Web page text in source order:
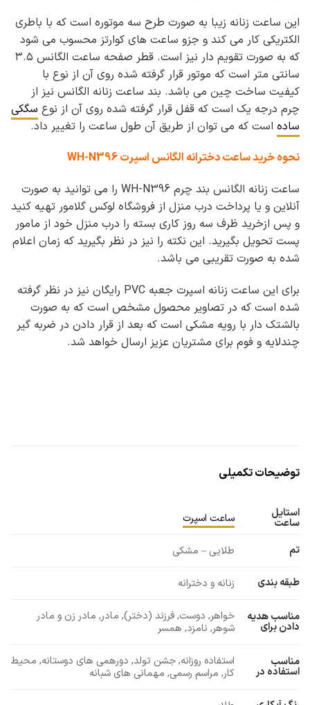
این ساعت زنانه زیبا به صورت طرح سه موتوره است که با باطری
الکتریکی کار می کند و جزو ساعت های کوارتز محسوب می شود
که به صورت تقویم دار نیز است. قطر صفحه ساعت الگانس ۳.۵
سانتی متر است که موتور قرار گرفته شده روی آن از نوع با
کیفیت ساخت چین می باشد. بند ساعت زنانه الگانس نیز از
چرم درجه یک است که قفل قرار گرفته شده روی آن از نوع سگکی
ساده است که می توان از طریق آن طول ساعت را تغییر داد.
نحوه خرید ساعت دخترانه الگانس اسپرت WH-N396
ساعت زنانه الگانس بند چرم WH-N396 را می توانید به صورت
آنلاین و یا پرداخت درب منزل از فروشگاه لوکس گلامور تهیه کنید
و پس ازخرید ظرف سه روز کاری بسته را درب منزل خود از مامور
پست تحویل بگیرید. این نکته را نیز در نظر بگیرید که زمان اعلام
شده به صورت تقریبی می باشد.
برای این ساعت زنانه اسپرت جعبه PVC رایگان نیز در نظر گرفته
شده است که در تصاویر محصول مشخص است که به صورت
بالشتک دار با رویه مشکی است که بعد از قرار دادن در ضربه گیر
چندلایه و فوم برای مشتریان عزیز ارسال خواهد شد.
توضیحات تکمیلی
استایل
ساعت ساعت اسپرت
تم طلایی – مشکی
طبقه بندی زنانه و دخترانه
مناسب هدیه
دادن برای
خواهر, دوست, فرزند (دختر), مادر, مادر زن و مادر
شوهر, نامزد, همسر
مناسب
استفاده در
استفاده روزانه, جشن تولد, دورهمی های دوستانه, محیط
کار, مراسم رسمی, مهمانی های شبانه